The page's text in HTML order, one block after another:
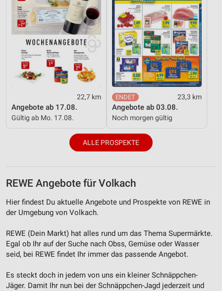
22,7 km
Angebote ab 17.08.
Gültig ab Mo. 17.08.
23,3 km
Angebote ab 03.08.
Noch morgen gültig
ALLE PROSPEKTE
REWE Angebote für Volkach
Hier findest Du aktuelle Angebote und Prospekte von REWE in
der Umgebung von Volkach.
REWE (Dein Markt) hat alles rund um das Thema Supermärkte.
Egal ob Ihr auf der Suche nach Obss, Gemüse oder Wasser
seid, bei REWE findet Ihr immer das passende Angebot.
Es steckt doch in jedem von uns ein kleiner Schnäppchen-
Jäger. Damit Ihr nun bei der Schnäppchen-Jagd jederzeit und